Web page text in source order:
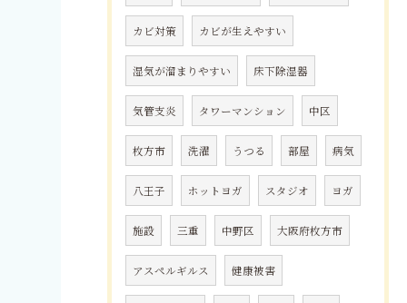
カビ対策 カビが生えやすい
湿気が溜まりやすい 床下除湿器
気管支炎 タワーマンション 中区
枚方市 洗濯 うつる 部屋 病気
八王子 ホットヨガ スタジオ ヨガ
施設 三重 中野区 大阪府枚方市
アスペルギルス 健康被害